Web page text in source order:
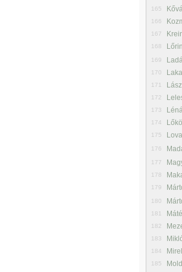
165
166
167
168
169
170
171
172
173
174
175
176
177
178
179
180
181
182
183
184
185